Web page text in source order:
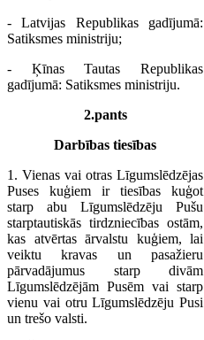
- Latvijas Republikas gadījumā:
Satiksmes ministriju;
- Ķīnas Tautas Republikas
gadījumā: Satiksmes ministriju.
2.pants
Darbības tiesības
1. Vienas vai otras Līgumslēdzējas
Puses kuģiem ir tiesības kuģot
starp abu Līgumslēdzēju Pušu
starptautiskās tirdzniecības ostām,
kas atvērtas ārvalstu kuģiem, lai
veiktu kravas un pasažieru
pārvadājumus starp divām
Līgumslēdzējām Pusēm vai starp
vienu vai otru Līgumslēdzēju Pusi
un trešo valsti.